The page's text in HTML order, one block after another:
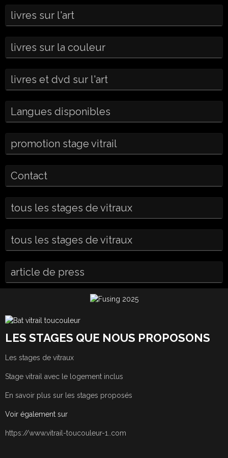
livres sur l'art
livres sur la couleur
livres et dvd sur l'art
Langues disponibles
promotion stage vitrail
Contact
tous les stages de vitraux
tous les stages de vitraux
article de press
LES STAGES QUE NOUS PROPOSONS
Les stages de vitraux
Stage vitrail avec le logement inclus
En savoir plus sur les stages proposés
Voir également sur
https://www.vitrail-toucouleur-1..com